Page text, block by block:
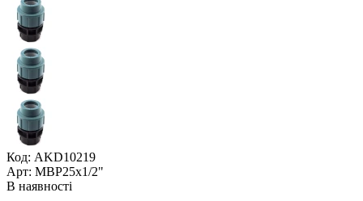
Код: AKD10219
Арт: МВР25x1/2"
В наявності